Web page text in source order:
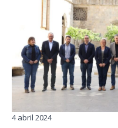
4 abril 2024